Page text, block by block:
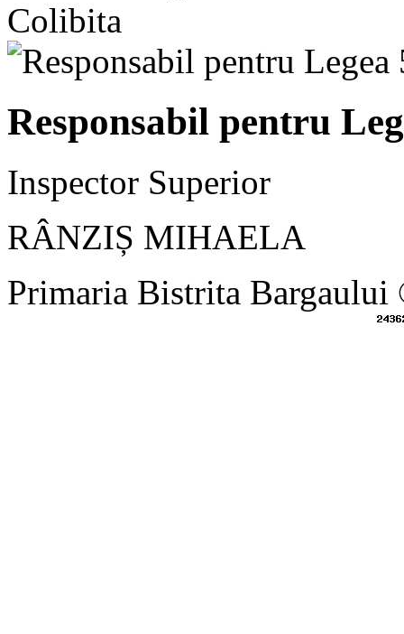
Colibita
Responsabil pentru
Inspector Superior
RÂNZIȘ MIHAELA
Primaria Bistrita Bargaului